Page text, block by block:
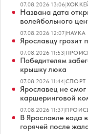
07.08.2026 13:06|
Названа дата
волейбольного
07.08.2026 12:07|НАУКА
Ярославцу грозит
07.08.2026 11:53|
Победителям
крышку люка
07.08.2026 11:44|СПОРТ
Ярославец не
каршеринговой
07.08.2026 11:37|
В Ярославле вода
горячей после